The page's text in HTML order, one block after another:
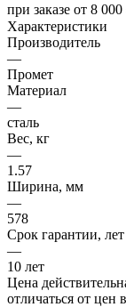
при заказе от 8
Характеристики
Производитель
—
Промет
Материал
—
сталь
Вес, кг
—
1.57
Ширина, мм
—
578
Срок гарантии, лет
—
10 лет
Цена
отличаться от цен